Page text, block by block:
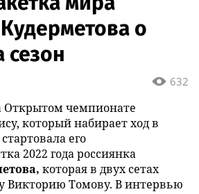
о
сезон
632
Открытом чемпионате
который набирает ход в
его
2022 года россиянка
которая в двух сетах
Викторию Томову. В интервью